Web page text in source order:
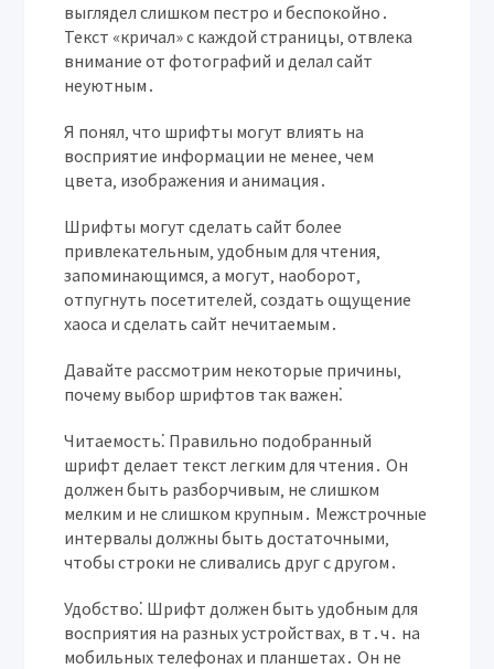
выглядел слишком пестро и беспокойно․
Текст «кричал» с каждой страницы‚ отвлека
внимание от фотографий и делал сайт
неуютным․
Я понял‚ что шрифты могут влиять на
восприятие информации не менее‚ чем
цвета‚ изображения и анимация․
Шрифты могут сделать сайт более
привлекательным‚ удобным для чтения‚
запоминающимся‚ а могут‚ наоборот‚
отпугнуть посетителей‚ создать ощущение
хаоса и сделать сайт нечитаемым․
Давайте рассмотрим некоторые причины‚
почему выбор шрифтов так важен⁚
Читаемость⁚ Правильно подобранный
шрифт делает текст легким для чтения․ Он
должен быть разборчивым‚ не слишком
мелким и не слишком крупным․ Межстрочные
интервалы должны быть достаточными‚
чтобы строки не сливались друг с другом․
Удобство⁚ Шрифт должен быть удобным для
восприятия на разных устройствах‚ в т․ч․ на
мобильных телефонах и планшетах․ Он не